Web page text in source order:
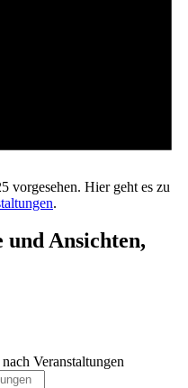
vorgesehen. Hier geht es zu
.
und Ansichten,
Veranstaltungen